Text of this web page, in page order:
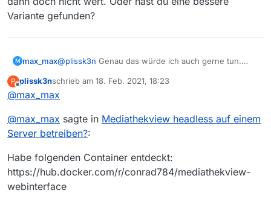
Variante gefunden?
M max_max@plissk3n Genau das würde ich auch gerne tun.
support für docker bzw headless installs gibt. Man
müsste extra für mediathekview eine VM machen,
du eine bessere Variante gefunden?
P plissk3nschrieb am 18. Feb. 2021, 18:23
zuletzt editiert von
@max_max
@max_max sagte in Mediathekview headless auf einem
Server betreiben?:
Habe folgenden Container entdeckt:
https://hub.docker.com/r/conrad784/mediathekview-
webinterface